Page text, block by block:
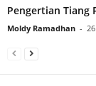
Pengertian Tiang
Moldy Ramadhan -